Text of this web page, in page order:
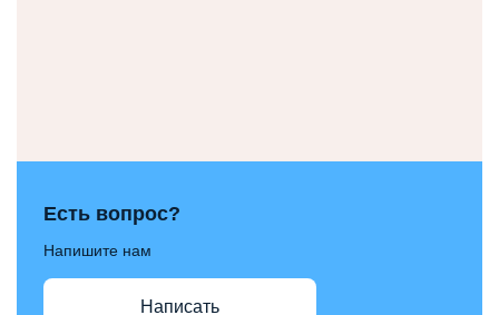
Есть вопрос?
Напишите нам
Написать